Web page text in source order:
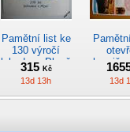
Pamětní list ke
130 výročí
lokodepa Plzeň
*2963
315 Kč
13d 13h 13d